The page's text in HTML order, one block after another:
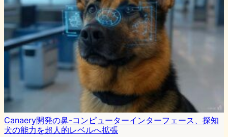
Canaery開発の鼻-コンピューターインターフェース、探知
犬の能力を超人的レベルへ拡張